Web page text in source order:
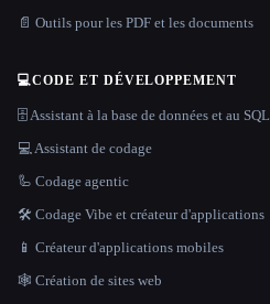
📄 Outils pour les PDF et les documents
💻CODE ET DÉVELOPPEMENT
🗄️ Assistant à la base de données et au SQL
💻 Assistant de codage
🦾 Codage agentic
🛠️ Codage Vibe et créateur d'applications
📱 Créateur d'applications mobiles
🕸 Création de sites web